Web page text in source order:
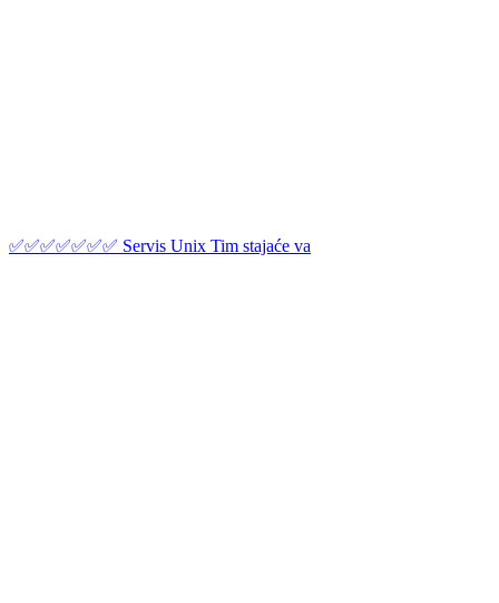
✅✅✅✅✅✅✅ Servis Unix Tim stajaće va